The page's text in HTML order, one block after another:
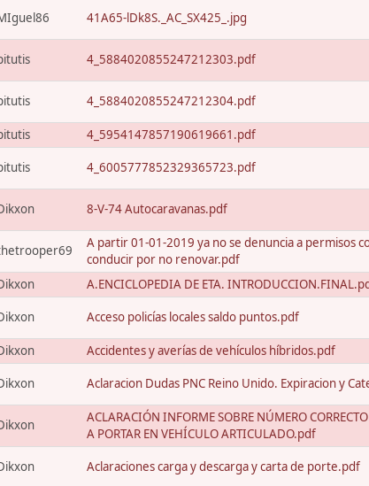
41A65-lDk8S._AC_SX425_.jpg
4_5884020855247212303.pdf
4_5884020855247212304.pdf
4_5954147857190619661.pdf
4_6005777852329365723.pdf
8-V-74 Autocaravanas.pdf
A partir 01-01-2019 ya no se denuncia a permisos
conducir por no renovar.pdf
A.ENCICLOPEDIA DE ETA.
Acceso policías locales saldo puntos.pdf
Accidentes y averías de vehículos híbridos.pdf
Aclaracion Dudas PNC Reino Unido. Expiracion y
ACLARACIÓN INFORME SOBRE NÚMERO
A PORTAR EN VEHÍCULO ARTICULADO.pdf
Aclaraciones carga y descarga y carta de porte.pdf